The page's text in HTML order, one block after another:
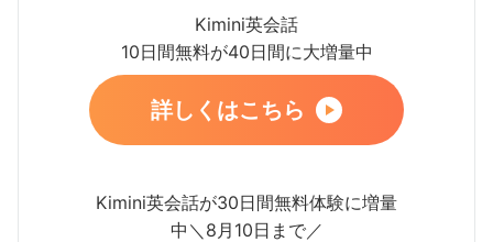
Kimini英会話
10日間無料が40日間に大増量中
詳しくはこちら
Kimini英会話が30日間無料体験に増量
中＼8月10日まで／